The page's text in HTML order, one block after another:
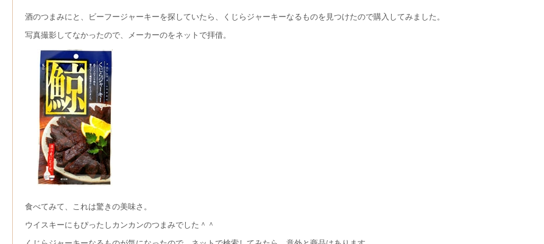
酒のつまみにと、ビーフージャーキーを探していたら、くじらジャーキーなるものを見つけたので購入してみました。
写真撮影してなかったので、メーカーのをネットで拝借。
食べてみて、これは驚きの美味さ。
ウイスキーにもぴったしカンカンのつまみでした＾＾